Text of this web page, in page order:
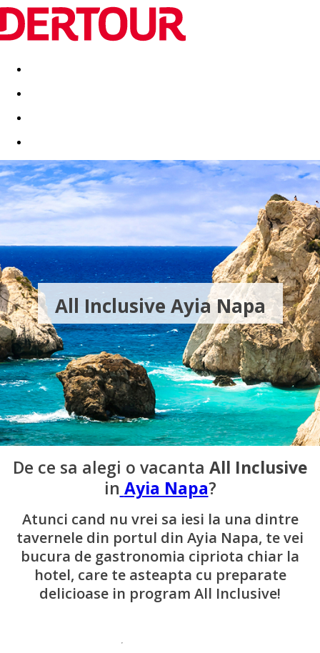
Destinatii Vacanta perfecta OFERTE DE NERATAT
All Inclusive Ayia Napa
De ce sa alegi o vacanta All Inclusive
in Ayia Napa?
Atunci cand nu vrei sa iesi la una dintre
tavernele din portul din Ayia Napa, te vei
bucura de gastronomia cipriota chiar la
hotel, care te asteapta cu preparate
delicioase in program All Inclusive!